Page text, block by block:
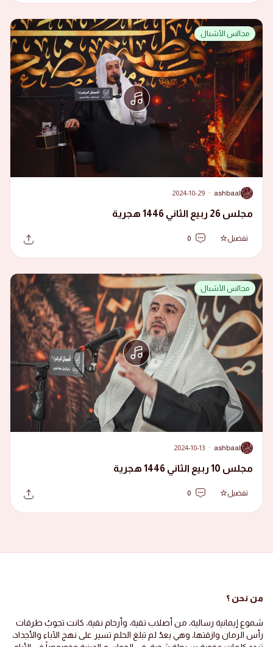
مجالس الأشبال
A
ashbaal
·
2024-10-29
مجلس 26 ربيع الثاني 1446 هجرية
تفضيل 0
مجالس الأشبال
A
ashbaal
·
2024-10-13
مجلس 10 ربيع الثاني 1446 هجرية
تفضيل 0
من نحن ؟
شموع إيمانية رسالية، من أصلاب تقية، وأرحام نقية، كانت تجوبُ طرقات
رأس الرمان وازقتها، وهي بعدُ لم تبلغ الحلم تسير على نهج الآباء والأجداد،